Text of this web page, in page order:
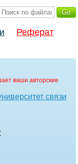
Реферат
ваши авторские
связи